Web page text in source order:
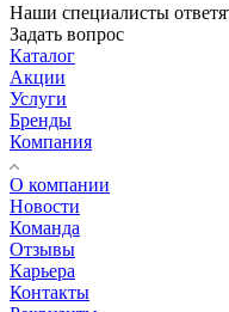
Наши специалисты
Задать вопрос
Каталог
Акции
Услуги
Бренды
Компания
О компании
Новости
Команда
Отзывы
Карьера
Контакты